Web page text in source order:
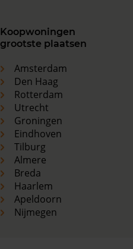
Koopwoningen
grootste plaatsen
Amsterdam
Den Haag
Rotterdam
Utrecht
Groningen
Eindhoven
Tilburg
Almere
Breda
Haarlem
Apeldoorn
Nijmegen